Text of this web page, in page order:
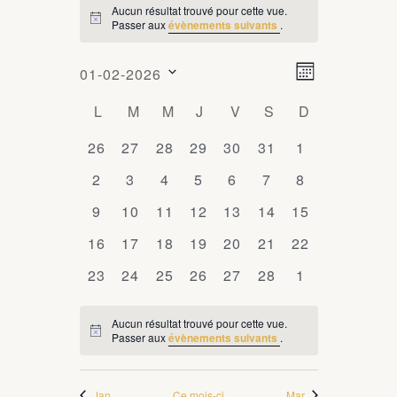
ÉVÈNEMENTS
Notice
Aucun résultat trouvé pour cette vue.
Passer auxévènements suivants .
N
a
g
a
t
i
p
N
v
t
o
u
e
Mois
01-02-2026
une
date.
C
a
e
r
LLUNDI
M MARDI
MMERCREDI
J JEUDI
V VENDREDI
S SAMEDI
D
0
évènements
26
0
évènements
27
0
évènements
28
0
évènements
29
0
évènements
30
0
évènements
31
0
évènements
1
0
évènements
2
0
évènements
3
0
évènements
4
0
évènements
5
0
évènements
6
0
évènements
7
0
évènements
8
0
évènements
9
0
évènements
10
0
évènements
11
0
évènements
12
0
évènements
13
0
évènements
14
0
évènements
15
0
évènements
16
0
évènements
17
0
évènements
18
0
évènements
19
0
évènements
20
0
évènements
21
0
évènements
22
0
23
0
24
0
25
0
26
0
27
0
28
0
1
Notice
Aucun résultat trouvé pour cette vue.
Passer auxévènements suivants .